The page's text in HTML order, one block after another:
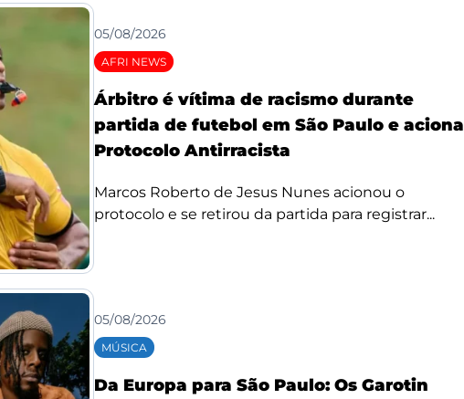
05/08/2026
AFRI NEWS
Árbitro é vítima de racismo durante
partida de futebol em São Paulo e aciona
Protocolo Antirracista
Marcos Roberto de Jesus Nunes acionou o
protocolo e se retirou da partida para registrar...
05/08/2026
MÚSICA
Da Europa para São Paulo: Os Garotin